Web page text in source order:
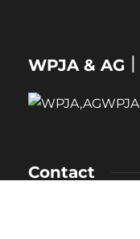
WPJA & AG
Contact